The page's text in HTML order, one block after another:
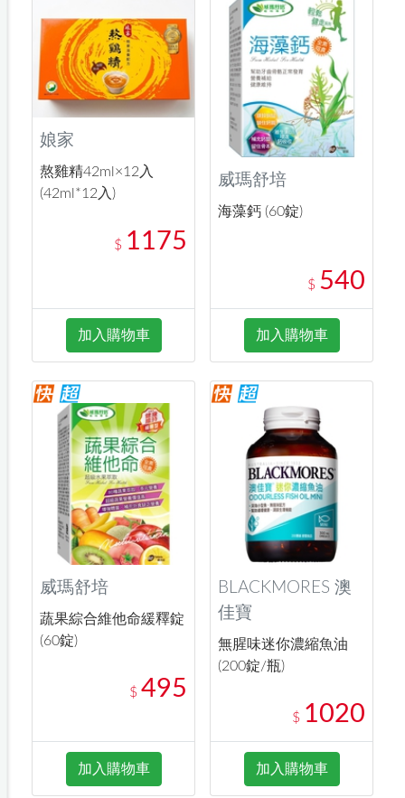
娘家
熬雞精42ml×12入
(42ml*12入)
$ 1175
加入購物車
威瑪舒培
海藻鈣 (60錠)
$ 540
加入購物車
威瑪舒培
蔬果綜合維他命緩釋錠
(60錠)
$ 495
加入購物車
BLACKMORES 澳
佳寶
無腥味迷你濃縮魚油
(200錠/瓶)
$ 1020
加入購物車